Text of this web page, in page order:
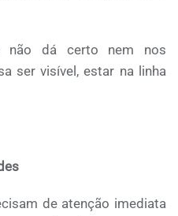
não dá certo nem nos
ser visível, estar na linha
de atenção imediata